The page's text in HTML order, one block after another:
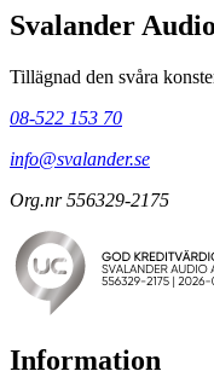
Svalander
Tillägnad den svåra
08-522 153 70
info@svalander.se
Org.nr 556329-2175
Information